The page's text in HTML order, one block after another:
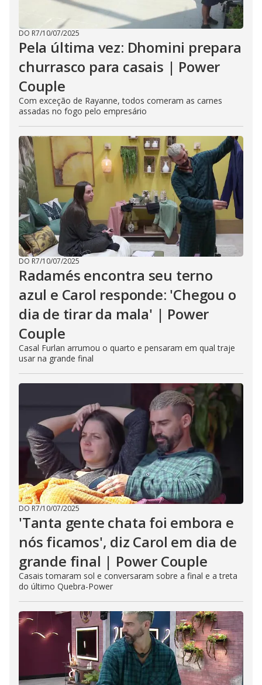
DO R7/10/07/2025
Pela última vez: Dhomini prepara
churrasco para casais | Power
Couple
Com exceção de Rayanne, todos comeram as carnes
assadas no fogo pelo empresário
DO R7/10/07/2025
Radamés encontra seu terno
azul e Carol responde: 'Chegou o
dia de tirar da mala' | Power
Couple
Casal Furlan arrumou o quarto e pensaram em qual traje
usar na grande final
DO R7/10/07/2025
'Tanta gente chata foi embora e
nós ficamos', diz Carol em dia de
grande final | Power Couple
Casais tomaram sol e conversaram sobre a final e a treta
do último Quebra-Power